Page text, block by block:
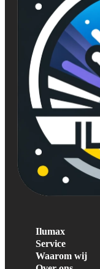
Ilumax
Service
Waarom wij